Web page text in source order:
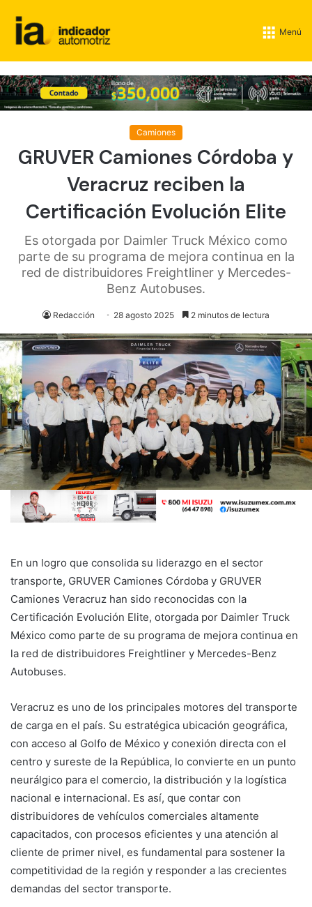
Menú
Camiones
GRUVER Camiones Córdoba y
Veracruz reciben la
Certificación Evolución Elite
Es otorgada por Daimler Truck México como
parte de su programa de mejora continua en la
red de distribuidores Freightliner y Mercedes-
Benz Autobuses.
Redacción 28 agosto 2025 2 minutos de lectura
En un logro que consolida su liderazgo en el sector
transporte, GRUVER Camiones Córdoba y GRUVER
Camiones Veracruz han sido reconocidas con la
Certificación Evolución Elite, otorgada por Daimler Truck
México como parte de su programa de mejora continua en
la red de distribuidores Freightliner y Mercedes-Benz
Autobuses.
Veracruz es uno de los principales motores del transporte
de carga en el país. Su estratégica ubicación geográfica,
con acceso al Golfo de México y conexión directa con el
centro y sureste de la República, lo convierte en un punto
neurálgico para el comercio, la distribución y la logística
nacional e internacional. Es así, que contar con
distribuidores de vehículos comerciales altamente
capacitados, con procesos eficientes y una atención al
cliente de primer nivel, es fundamental para sostener la
competitividad de la región y responder a las crecientes
demandas del sector transporte.